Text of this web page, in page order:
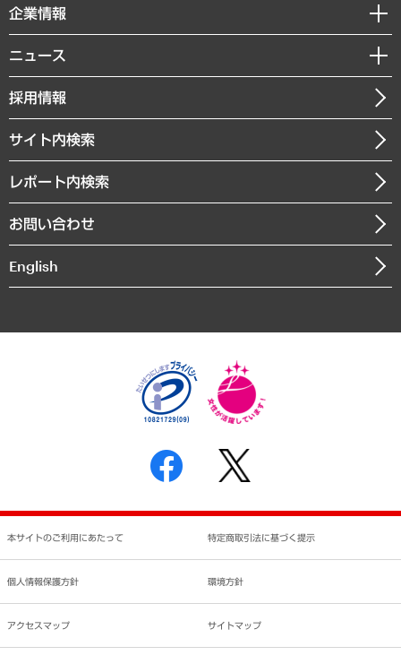
共生・ダイバーシティ
GRC（ガバナンス・リスク・コンプライアンス）・防災（政策）
経済・産業・雇用・労働
まちづくり・観光・交通・スポーツ・スマートシティ
自然資源・農林水産業・食料システム
コラム
経営用語集
受託・受注実績（官公庁関連）
メディア掲載・出演
セミナー・イベント情報
MUFGビジネスセミナー
受託案件情報
企業情報
私たちの想い
社長メッセージ
会社概要
沿革
組織図・本部部室紹介
インドネシア現地法人
個人情報保護方針
反社会的勢力に対する基本方針
書面による個人情報の開示等の請求の手続きについて
ニュース
ニュースリリース
お知らせ
採用情報
サイト内検索
レポート内検索
お問い合わせ
English
本サイトのご利用にあたって 特定商取引法に基づく提示
個人情報保護方針 環境方針
アクセスマップ サイトマップ